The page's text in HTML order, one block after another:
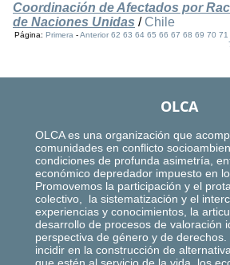
Coordinación de Afectados por
de Naciones Unidas / Chile
Página:Primera -Anterior 62 63 64 65 66 67 68 69 70 71
OLCA
OLCA es una organización que
comunidades en conflicto
condiciones de profunda asimetría,
económico depredador impuesto en
Promovemos la participación y el
colectivo, la sistematización y el
experiencias y conocimientos, la
desarrollo de procesos de valoración
perspectiva de género y de
incidir en la construcción de